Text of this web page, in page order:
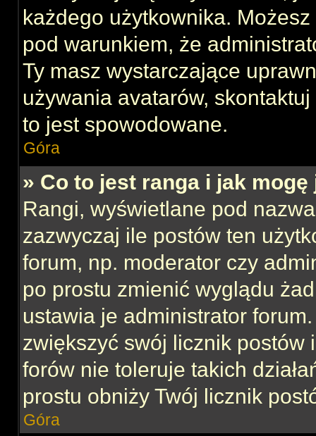
każdego użytkownika.
pod warunkiem, że
Ty masz wystarczające
używania avatarów,
to jest spowodowane.
Góra
» Co to jest ranga i jak mogę
Rangi, wyświetlane pod
zazwyczaj ile postów ten
forum, np. moderator czy
po prostu zmienić wyglądu
ustawia je administrator
zwiększyć swój licznik postów
forów nie toleruje takich
prostu obniży Twój licznik
Góra